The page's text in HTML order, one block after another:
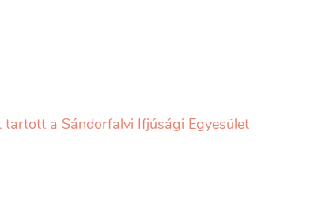
tartott a Sándorfalvi Ifjúsági Egyesület